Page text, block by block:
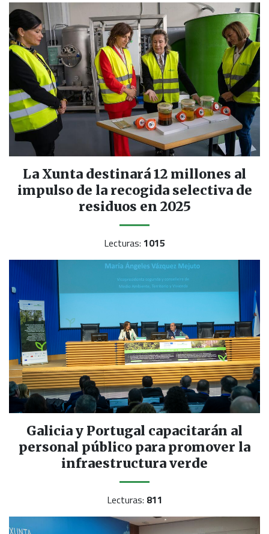
La Xunta destinará 12 millones al
impulso de la recogida selectiva de
residuos en 2025
Lecturas: 1015
Galicia y Portugal capacitarán al
personal público para promover la
infraestructura verde
Lecturas: 811